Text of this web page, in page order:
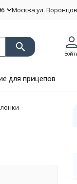
Москва ул.
для прицепов